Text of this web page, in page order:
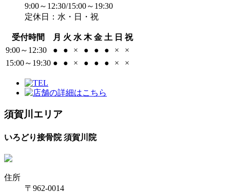
9:00～12:30/15:00～19:30
定休日：水・日・祝
受付時間 月 火 水 木 金 土 日 祝
9:00～12:30
● ● × ● ● ● ×
×
15:00～19:30 ● ● × ● ● ● × ×
須賀川エリア
いろどり接骨院 須賀川院
住所
〒962-0014